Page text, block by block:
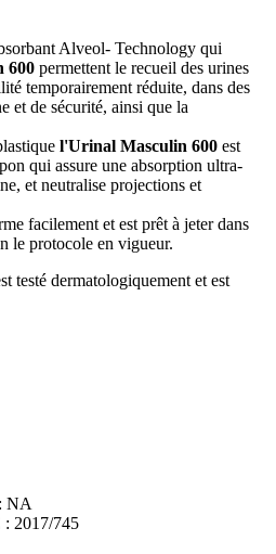
Alveol- Technology qui
600 permettent le recueil des urines
temporairement réduite, dans des
et de sécurité, ainsi que la
l'Urinal Masculin 600 est
qui assure une absorption ultra-
et neutralise projections et
facilement et est prêt à jeter dans
le protocole en vigueur.
testé dermatologiquement et est
NA
: 2017/745